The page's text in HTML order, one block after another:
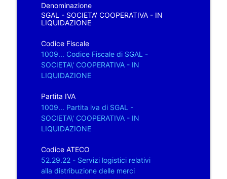
Denominazione
SGAL - SOCIETA' COOPERATIVA - IN
LIQUIDAZIONE
Codice Fiscale
1009... Codice Fiscale di SGAL -
SOCIETA\' COOPERATIVA - IN
LIQUIDAZIONE
Partita IVA
1009... Partita iva di SGAL -
SOCIETA\' COOPERATIVA - IN
LIQUIDAZIONE
Codice ATECO
52.29.22 - Servizi logistici relativi
alla distribuzione delle merci